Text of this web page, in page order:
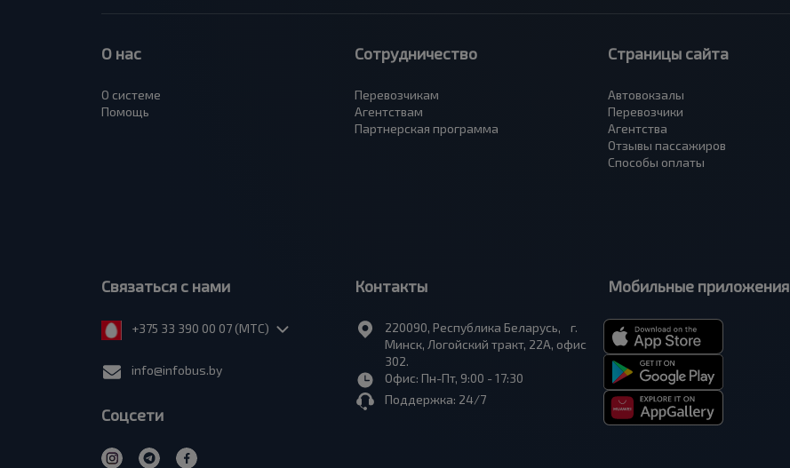
О нас
О системе
Помощь
Сотрудничество
Перевозчикам
Агентствам
Партнерская программа
Страницы сайта
Автовокзалы
Перевозчики
Агентства
Отзывы пассажиров
Способы оплаты
Связаться с нами
+375 33 390 00 07 (МТС)
info@infobus.by
Соцсети
Контакты
220090, Республика Беларусь, г.
Минск, Логойский тракт, 22А, офис
302.
Офис: Пн-Пт, 9:00 - 17:30
Поддержка: 24/7
Мобильные приложения